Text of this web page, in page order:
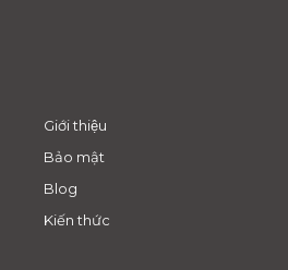
Giới thiệu
Bảo mật
Blog
Kiến thức